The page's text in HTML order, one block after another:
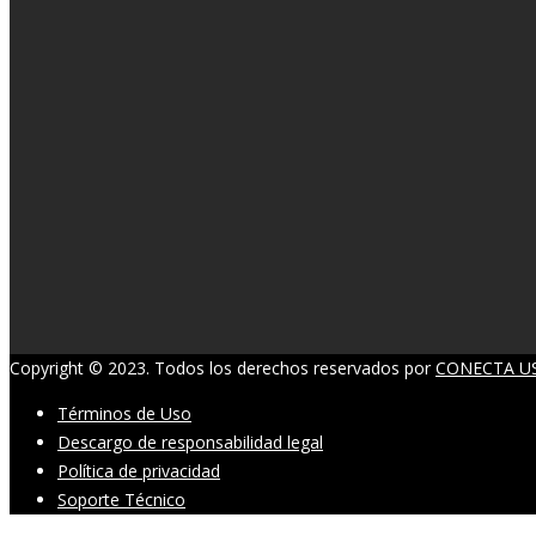
Copyright © 2023. Todos los derechos reservados porCONECTA
Términos de Uso
Descargo de responsabilidad legal
Política de privacidad
Soporte Técnico